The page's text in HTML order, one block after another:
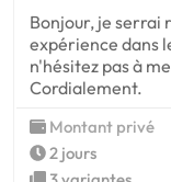
Bonjour, je serrai
expérience dans
n'hésitez pas à
Cordialement.
Montant privé
2 jours